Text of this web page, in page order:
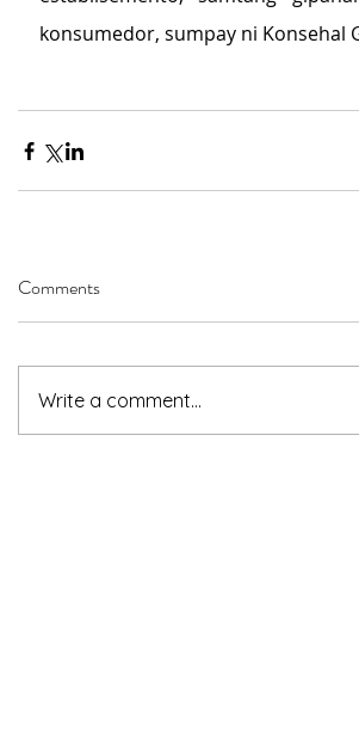
konsumedor, sumpay ni Konsehal
Comments
Write a comment...